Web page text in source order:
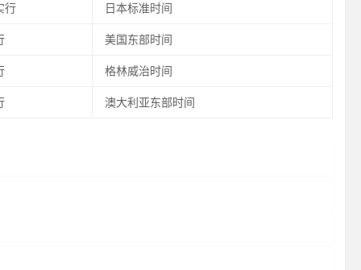
行 日本标准时间
美国东部时间
格林威治时间
澳大利亚东部时间